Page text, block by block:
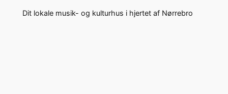
Dit lokale musik- og kulturhus i hjertet af Nørrebro